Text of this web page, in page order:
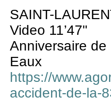
SAINT-
Video 11’47"
Anniversaire de
Eaux
https://
accident-de-la-